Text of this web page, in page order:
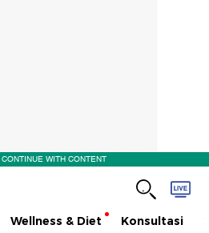
WITH CONTENT
Wellness & Diet Konsultasi